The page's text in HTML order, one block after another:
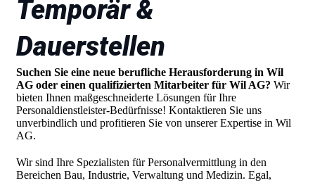
Temporär &
Dauerstellen
Suchen Sie eine neue berufliche Herausforderung in Wil
AG oder einen qualifizierten Mitarbeiter für Wil AG? Wir
bieten Ihnen maßgeschneiderte Lösungen für Ihre
Personaldienstleister-Bedürfnisse! Kontaktieren Sie uns
unverbindlich und profitieren Sie von unserer Expertise in Wil
AG.
Wir sind Ihre Spezialisten für Personalvermittlung in den
Bereichen Bau, Industrie, Verwaltung und Medizin. Egal,